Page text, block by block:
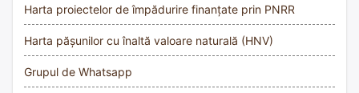
Harta proiectelor de împădurire finanțate prin PNRR
Harta pășunilor cu înaltă valoare naturală (HNV)
Grupul de Whatsapp